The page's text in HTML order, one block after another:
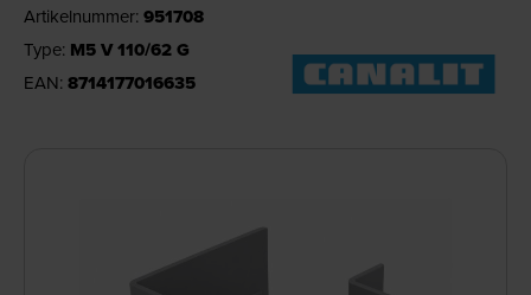
Artikelnummer: 951708
Type: M5 V 110/62 G
EAN: 8714177016635